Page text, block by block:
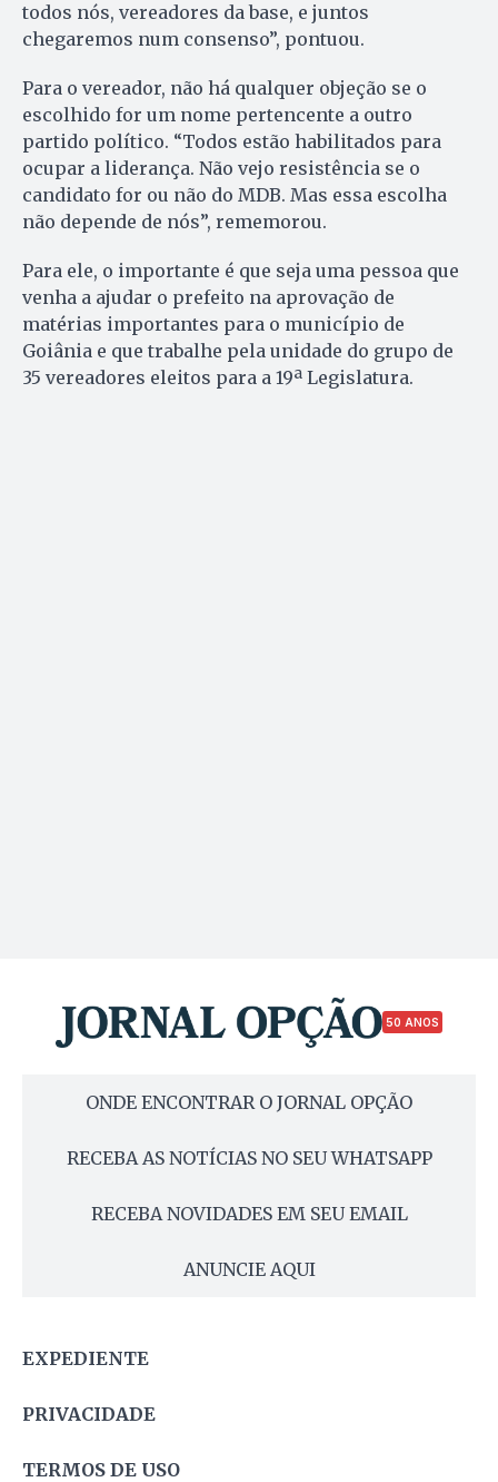
todos nós, vereadores da base, e juntos
chegaremos num consenso”, pontuou.
Para o vereador, não há qualquer objeção se o
escolhido for um nome pertencente a outro
partido político. “Todos estão habilitados para
ocupar a liderança. Não vejo resistência se o
candidato for ou não do MDB. Mas essa escolha
não depende de nós”, rememorou.
Para ele, o importante é que seja uma pessoa que
venha a ajudar o prefeito na aprovação de
matérias importantes para o município de
Goiânia e que trabalhe pela unidade do grupo de
35 vereadores eleitos para a 19ª Legislatura.
50 ANOS
ONDE ENCONTRAR O JORNAL OPÇÃO
RECEBA AS NOTÍCIAS NO SEU WHATSAPP
RECEBA NOVIDADES EM SEU EMAIL
ANUNCIE AQUI
EXPEDIENTE
PRIVACIDADE
TERMOS DE USO